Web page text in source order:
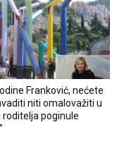
Franković, nećete
niti omalovažiti u
roditelja poginule